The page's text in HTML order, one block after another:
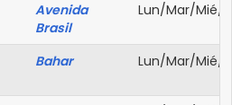
Avenida
Brasil
Lun/Mar/Mié/
Bahar Lun/Mar/Mié/